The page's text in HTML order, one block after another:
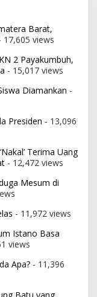
Barat,
17,605 views
2 Payakumbuh,
- 15,017 views
Diamankan -
Presiden - 13,096
Terima Uang
- 12,472 views
Mesum di
- 11,972 views
Istano Basa
views
Apa? - 11,396